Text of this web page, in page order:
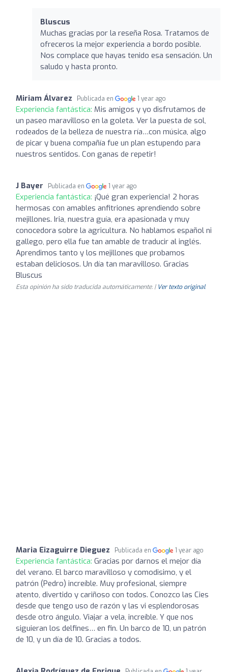
Bluscus
Muchas gracias por la reseña Rosa. Tratamos de
ofreceros la mejor experiencia a bordo posible.
Nos complace que hayas tenido esa sensación. Un
saludo y hasta pronto.
Miriam Álvarez Publicada en 1 year ago
Experiencia fantástica: Mis amigos y yo disfrutamos de
un paseo maravilloso en la goleta. Ver la puesta de sol,
rodeados de la belleza de nuestra ría…con música, algo
de picar y buena compañía fue un plan estupendo para
nuestros sentidos. Con ganas de repetir!
J Bayer Publicada en 1 year ago
Experiencia fantástica: ¡Qué gran experiencia! 2 horas
hermosas con amables anfitriones aprendiendo sobre
mejillones. Iria, nuestra guía, era apasionada y muy
conocedora sobre la agricultura. No hablamos español ni
gallego, pero ella fue tan amable de traducir al inglés.
Aprendimos tanto y los mejillones que probamos
estaban deliciosos. Un día tan maravilloso. Gracias
Bluscus
Esta opinión ha sido traducida automáticamente. | Ver texto original
Maria Eizaguirre Dieguez Publicada en 1 year ago
Experiencia fantástica: Gracias por darnos el mejor día
del verano. El barco maravilloso y comodisimo, y el
patrón (Pedro) increíble. Muy profesional, siempre
atento, divertido y cariñoso con todos. Conozco las Cies
desde que tengo uso de razón y las vi esplendorosas
desde otro ángulo. Viajar a vela, increíble. Y que nos
siguieran los delfines… en fin. Un barco de 10, un patrón
de 10, y un día de 10. Gracias a todos.